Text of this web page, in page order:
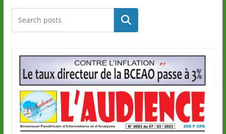
Rechercher